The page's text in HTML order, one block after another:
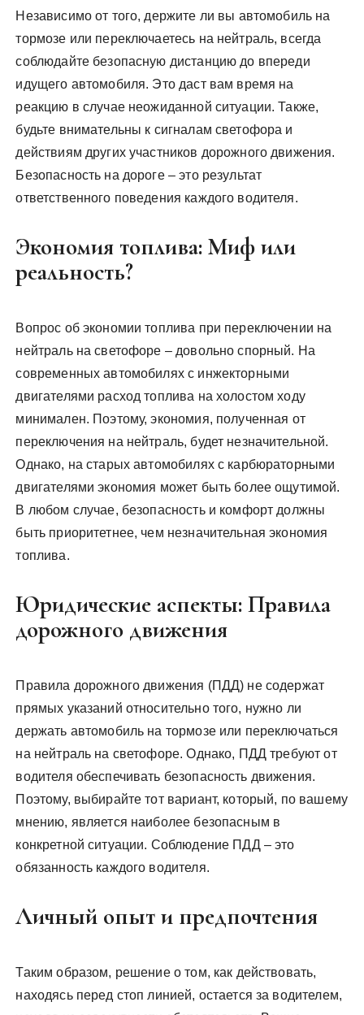
Независимо от того, держите ли вы автомобиль на
тормозе или переключаетесь на нейтраль, всегда
соблюдайте безопасную дистанцию до впереди
идущего автомобиля. Это даст вам время на
реакцию в случае неожиданной ситуации. Также,
будьте внимательны к сигналам светофора и
действиям других участников дорожного движения.
Безопасность на дороге – это результат
ответственного поведения каждого водителя.
Экономия топлива: Миф или
реальность?
Вопрос об экономии топлива при переключении на
нейтраль на светофоре – довольно спорный. На
современных автомобилях с инжекторными
двигателями расход топлива на холостом ходу
минимален. Поэтому, экономия, полученная от
переключения на нейтраль, будет незначительной.
Однако, на старых автомобилях с карбюраторными
двигателями экономия может быть более ощутимой.
В любом случае, безопасность и комфорт должны
быть приоритетнее, чем незначительная экономия
топлива.
Юридические аспекты: Правила
дорожного движения
Правила дорожного движения (ПДД) не содержат
прямых указаний относительно того, нужно ли
держать автомобиль на тормозе или переключаться
на нейтраль на светофоре. Однако, ПДД требуют от
водителя обеспечивать безопасность движения.
Поэтому, выбирайте тот вариант, который, по вашему
мнению, является наиболее безопасным в
конкретной ситуации. Соблюдение ПДД – это
обязанность каждого водителя.
Личный опыт и предпочтения
Таким образом, решение о том, как действовать,
находясь перед стоп линией, остается за водителем,